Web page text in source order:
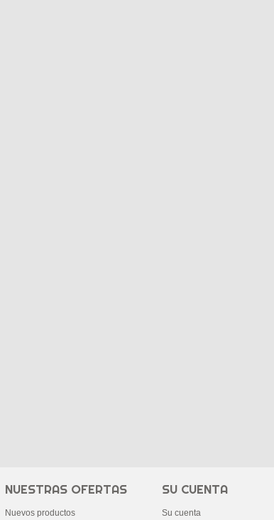
NUESTRAS OFERTAS
Nuevos productos
SU CUENTA
Su cuenta